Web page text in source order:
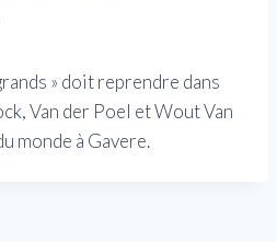
» doit reprendre dans
Van der Poel et Wout Van
monde à Gavere.